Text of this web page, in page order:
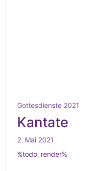
Gottesdienste 2021
Kantate
2. Mai 2021
%todo_render%